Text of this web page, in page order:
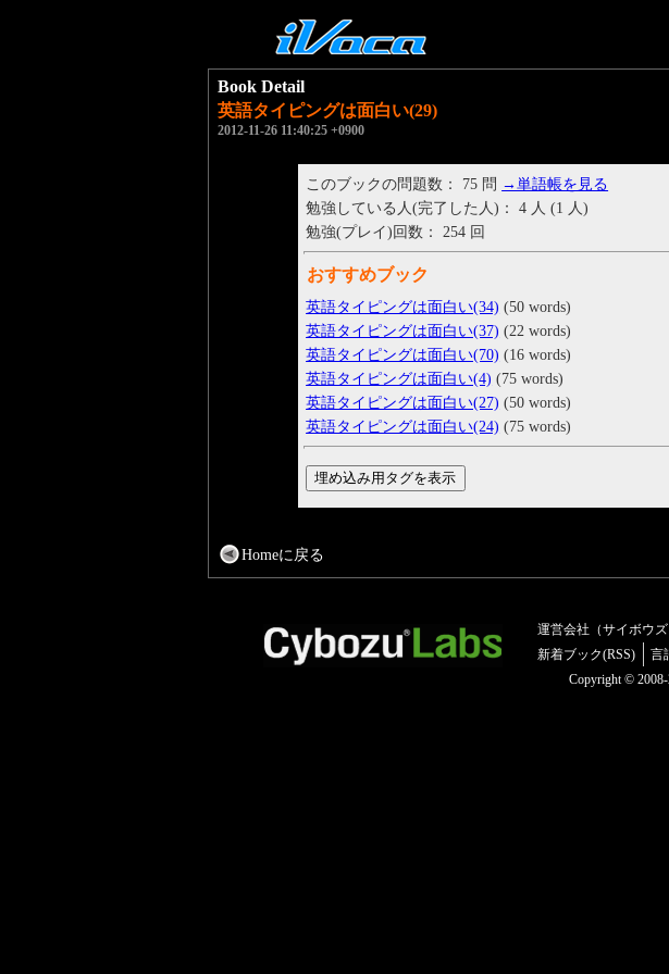
Book Detail
英語タイピングは面白い(29)
2012-11-26 11:40:25 +0900
このブックの問題数： 75 問 →単語帳を見る
勉強している人(完了した人)： 4 人 (1 人)
勉強(プレイ)回数： 254 回
おすすめブック
英語タイピングは面白い(34) (50 words)
英語タイピングは面白い(37) (22 words)
英語タイピングは面白い(70) (16 words)
英語タイピングは面白い(4) (75 words)
英語タイピングは面白い(27) (50 words)
英語タイピングは面白い(24) (75 words)
Homeに戻る
運営会社（サイボウズ
新着ブック(RSS)
言
Copyright © 2008-